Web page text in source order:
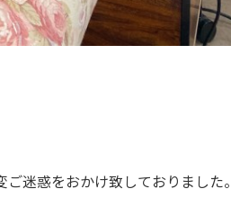
迷惑をおかけ致しておりました。